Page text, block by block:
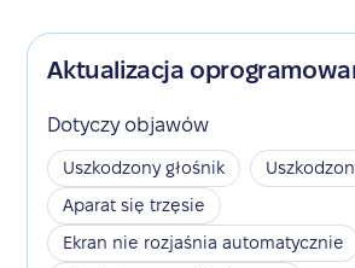
Aktualizacja
Dotyczy objawów
Uszkodzony głośnik
Aparat się trzęsie
Ekran nie rozjaśnia automatycznie